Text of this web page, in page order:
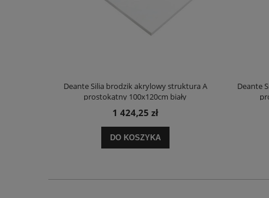
Deante Silia brodzik akrylowy struktura A
prostokątny 100x120cm biały
1 424,25 zł
DO KOSZYKA
Deante